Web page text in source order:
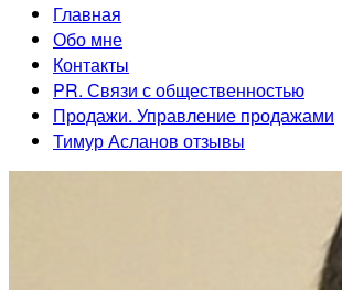
Главная
Обо мне
Контакты
PR. Связи с общественностью
Продажи. Управление продажами
Тимур Асланов отзывы